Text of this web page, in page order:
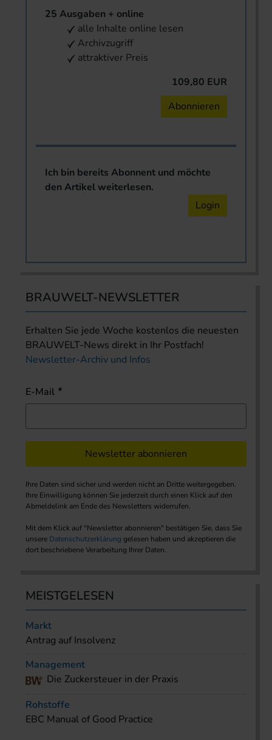
25 Ausgaben + online
alle Inhalte online lesen
Archivzugriff
attraktiver Preis
109,80 EUR
Abonnieren
Ich bin bereits Abonnent und möchte
den Artikel weiterlesen.
Login
BRAUWELT-NEWSLETTER
Erhalten Sie jede Woche kostenlos die neuesten
BRAUWELT-News direkt in Ihr Postfach!
Newsletter-Archiv und Infos
E-Mail
Newsletter abonnieren
Ihre Daten sind sicher und werden nicht an Dritte weitergegeben.
Ihre Einwilligung können Sie jederzeit durch einen Klick auf den
Abmeldelink am Ende des Newsletters widerrufen.
Mit dem Klick auf "Newsletter abonnieren" bestätigen Sie, dass Sie
unsere Datenschutzerklärung gelesen haben und akzeptieren die
dort beschriebene Verarbeitung Ihrer Daten.
MEISTGELESEN
Markt
Antrag auf Insolvenz
Management
Die Zuckersteuer in der Praxis
Rohstoffe
EBC Manual of Good Practice